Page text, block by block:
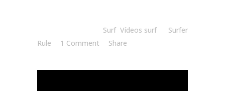
Surf Vídeos surf
Surfer
Rule
1 Comment Share